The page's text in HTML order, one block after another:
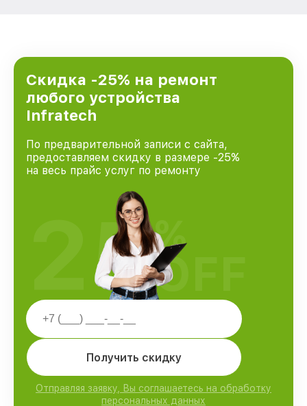
Скидка -25% на ремонт
любого устройства
Infratech
По предварительной записи с сайта,
предоставляем скидку в размере -25%
на весь прайс услуг по ремонту
Получить скидку
Отправляя заявку, Вы соглашаетесь на обработку
персональных данных
25%
OFF